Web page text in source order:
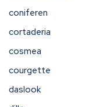
coniferen
cortaderia
cosmea
courgette
daslook